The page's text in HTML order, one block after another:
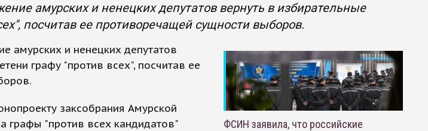
амурских и ненецких депутатов вернуть в избирательные
посчитав ее противоречащей сущности выборов.
амурских и ненецких депутатов
графу "против всех", посчитав ее
заксобрания Амурской
графы "против всех кандидатов"
ФСИН заявила, что российские